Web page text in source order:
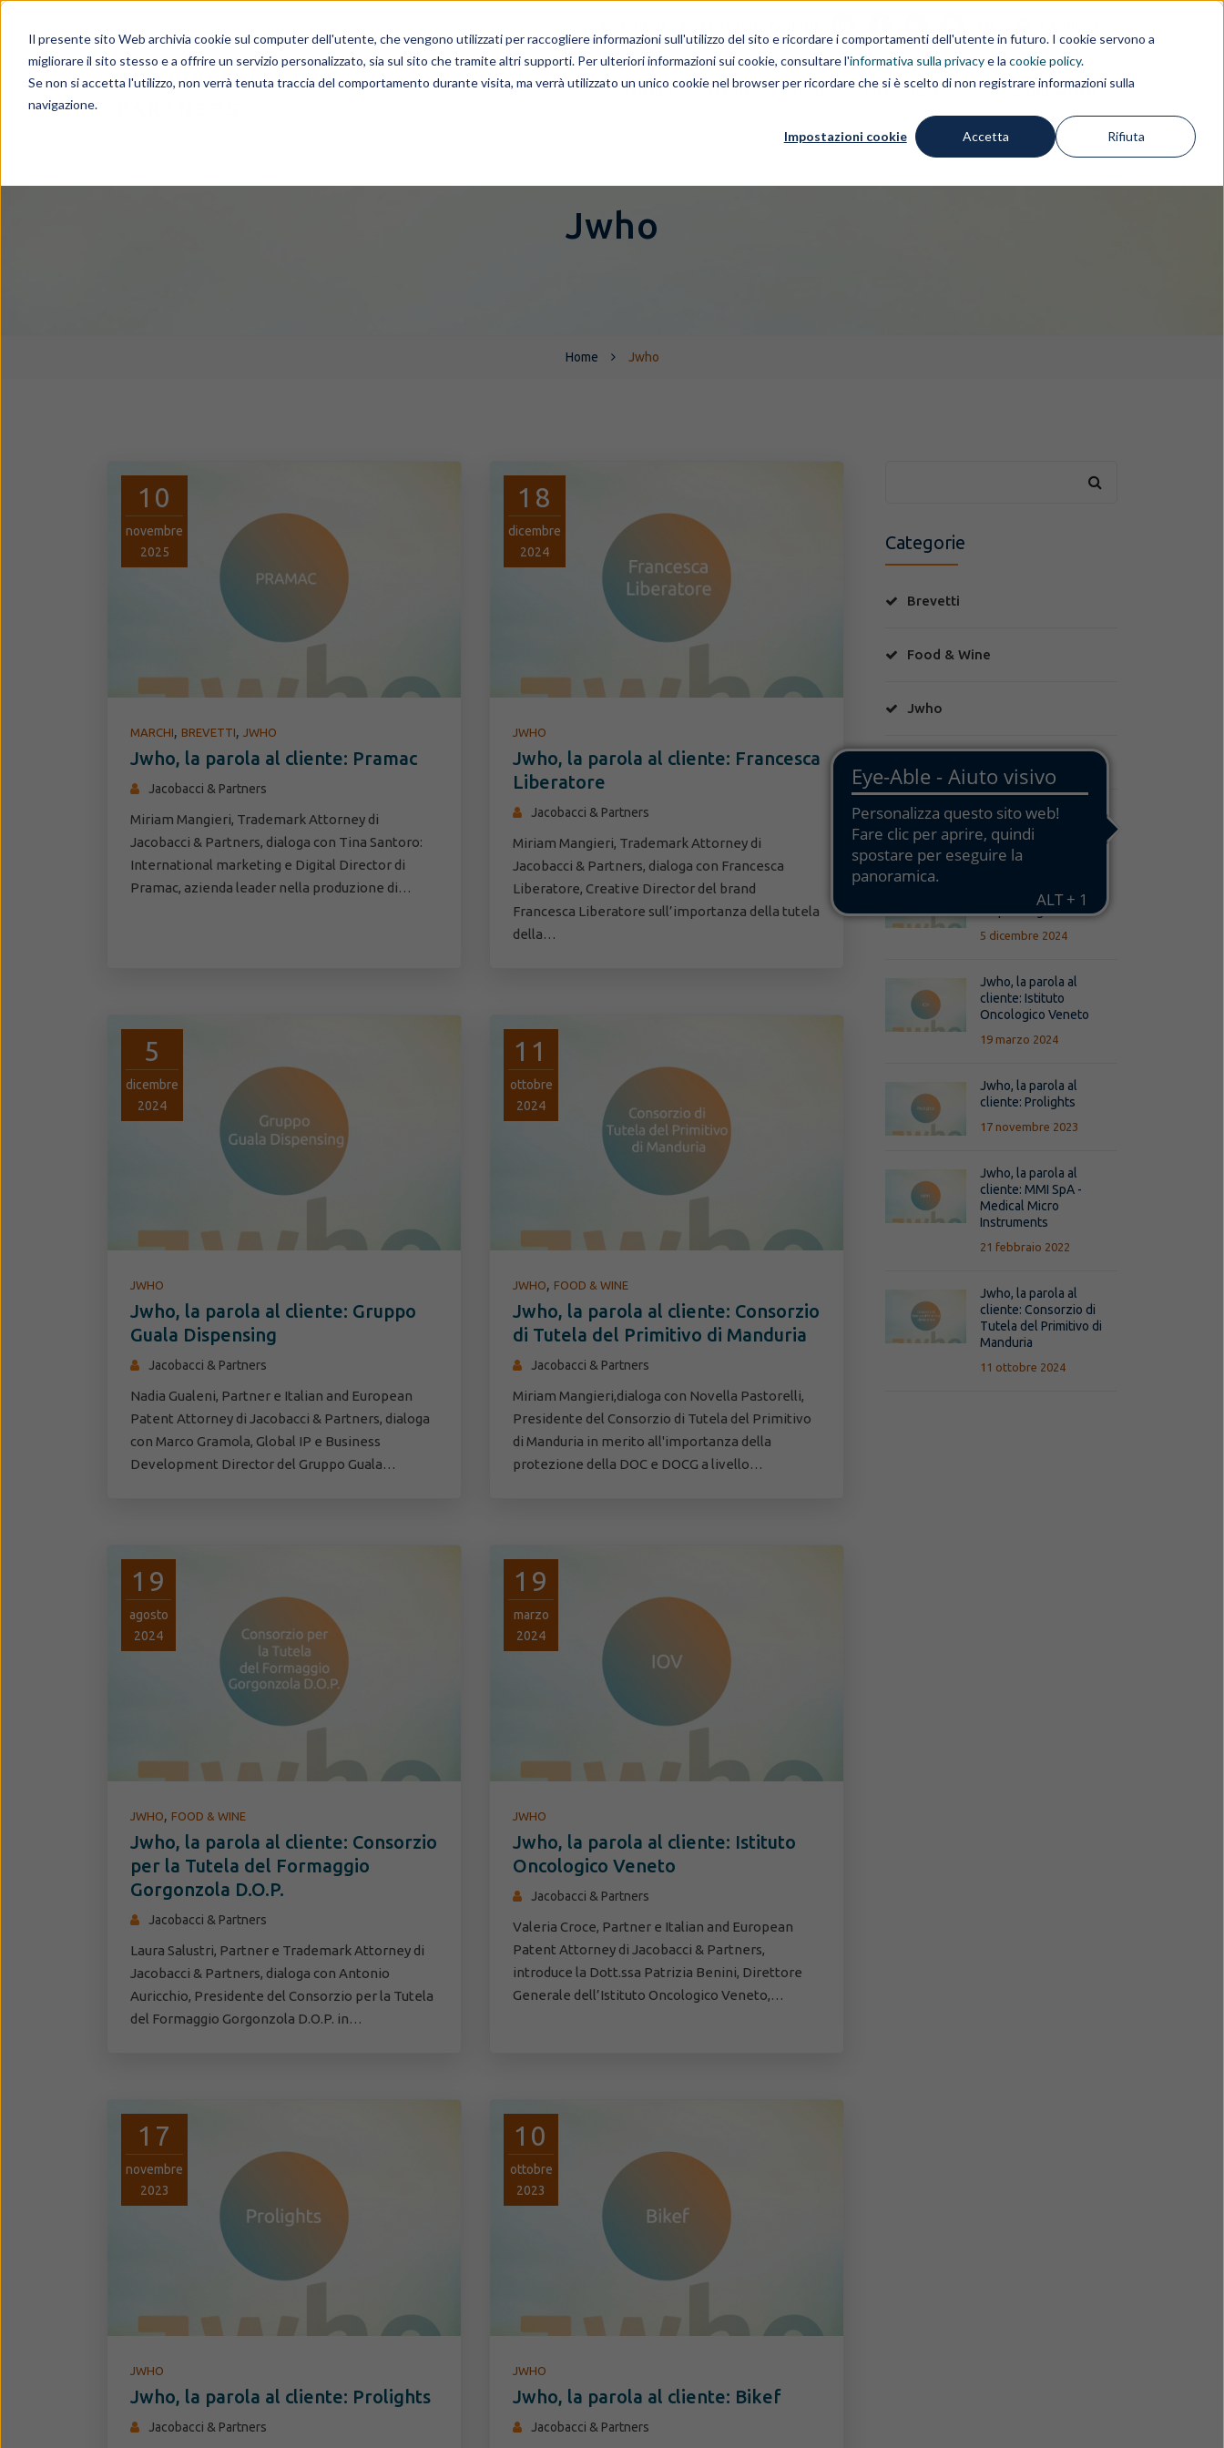
Il presente sito Web archivia cookie sul computer dell'utente, che vengono utilizzati per raccogliere informazioni sull'utilizzo del sito e ricordare i comportamenti dell'utente in futuro. I cookie servono a
migliorare il sito stesso e a offrire un servizio personalizzato, sia sul sito che tramite altri supporti. Per ulteriori informazioni sui cookie, consultare l'informativa sulla privacye la cookie policy.
Se non si accetta l'utilizzo, non verrà tenuta traccia del comportamento durante visita, ma verrà utilizzato un unico cookie nel browser per ricordare che si è scelto di non registrare informazioni sulla
navigazione.
Impostazioni cookie Accetta Rifiuta
AZIENDA PEOPLE SERVIZI FREE IP TOOLS APPROFONDIMENTI
Jwho
Home Jwho
10
novembre
2025
MARCHI, BREVETTI, JWHO
Jwho, la parola al cliente: Pramac
Jacobacci & Partners
Miriam Mangieri, Trademark Attorney di
Jacobacci & Partners, dialoga con Tina Santoro:
International marketing e Digital Director di
Pramac, azienda leader nella produzione di…
18
dicembre
2024
JWHO
Jwho, la parola al cliente: Francesca
Liberatore
Jacobacci & Partners
Miriam Mangieri, Trademark Attorney di
Jacobacci & Partners, dialoga con Francesca
Liberatore, Creative Director del brand
Francesca Liberatore sull’importanza della tutela
della…
5
dicembre
2024
JWHO
Jwho, la parola al cliente: Gruppo
Guala Dispensing
Jacobacci & Partners
Nadia Gualeni, Partner e Italian and European
Patent Attorney di Jacobacci & Partners, dialoga
con Marco Gramola, Global IP e Business
Development Director del Gruppo Guala…
11
ottobre
2024
JWHO, FOOD & WINE
Jwho, la parola al cliente: Consorzio
di Tutela del Primitivo di Manduria
Jacobacci & Partners
Miriam Mangieri,dialoga con Novella Pastorelli,
Presidente del Consorzio di Tutela del Primitivo
di Manduria in merito all'importanza della
protezione della DOC e DOCG a livello…
19
agosto
2024
JWHO, FOOD & WINE
Jwho, la parola al cliente: Consorzio
per la Tutela del Formaggio
Gorgonzola D.O.P.
Jacobacci & Partners
Laura Salustri, Partner e Trademark Attorney di
Jacobacci & Partners, dialoga con Antonio
Auricchio, Presidente del Consorzio per la Tutela
del Formaggio Gorgonzola D.O.P. in…
19
marzo
2024
JWHO
Jwho, la parola al cliente: Istituto
Oncologico Veneto
Jacobacci & Partners
Valeria Croce, Partner e Italian and European
Patent Attorney di Jacobacci & Partners,
introduce la Dott.ssa Patrizia Benini, Direttore
Generale dell’Istituto Oncologico Veneto,…
17
novembre
2023
JWHO
Jwho, la parola al cliente: Prolights
Jacobacci & Partners
10
ottobre
2023
JWHO
Jwho, la parola al cliente: Bikef
Jacobacci & Partners
Categorie
Brevetti
Food & Wine
Jwho
Articoli più letti
cliente: Gruppo Guala
Dispensing
5 dicembre 2024
Jwho, la parola al
cliente: Istituto
Oncologico Veneto
19 marzo 2024
Jwho, la parola al
cliente: Prolights
17 novembre 2023
Jwho, la parola al
cliente: MMI SpA -
Medical Micro
Instruments
21 febbraio 2022
Jwho, la parola al
cliente: Consorzio di
Tutela del Primitivo di
Manduria
11 ottobre 2024